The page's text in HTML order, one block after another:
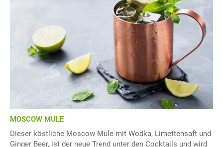
MOSCOW MULE
Dieser köstliche Moscow Mule mit Wodka, Limettensaft und
Ginger Beer, ist der neue Trend unter den Cocktails und wird